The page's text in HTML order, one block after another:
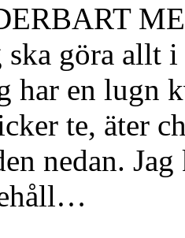
ska göra
har en lugn
te, äter
nedan.